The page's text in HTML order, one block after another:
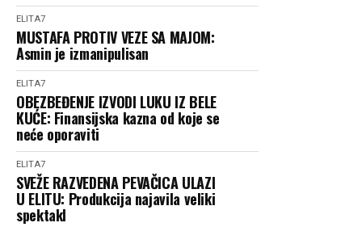
ELITA7
MUSTAFA PROTIV VEZE SA MAJOM:
Asmin je izmanipulisan
ELITA7
OBEZBEĐENJE IZVODI LUKU IZ BELE
KUĆE: Finansijska kazna od koje se
neće oporaviti
ELITA7
SVEŽE RAZVEDENA PEVAČICA ULAZI
U ELITU: Produkcija najavila veliki
spektakl